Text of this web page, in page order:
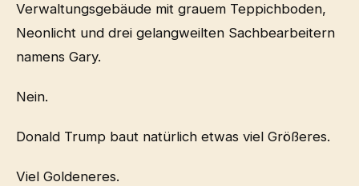
Verwaltungsgebäude mit grauem Teppichboden,
Neonlicht und drei gelangweilten Sachbearbeitern
namens Gary.
Nein.
Donald Trump baut natürlich etwas viel Größeres.
Viel Goldeneres.